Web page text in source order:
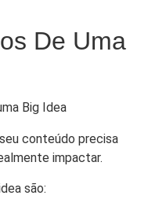
De Uma
conteúdo precisa
impactar.
são: